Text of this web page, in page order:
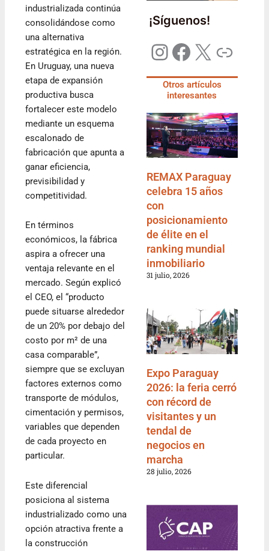
industrializada continúa
consolidándose como
una alternativa
estratégica en la región.
En Uruguay, una nueva
etapa de expansión
productiva busca
fortalecer este modelo
mediante un esquema
escalonado de
fabricación que apunta a
ganar eficiencia,
previsibilidad y
competitividad.
En términos
económicos, la fábrica
aspira a ofrecer una
ventaja relevante en el
mercado. Según explicó
el CEO, el “producto
puede situarse alrededor
de un 20% por debajo del
costo por m² de una
casa comparable”,
siempre que se excluyan
factores externos como
transporte de módulos,
cimentación y permisos,
variables que dependen
de cada proyecto en
particular.
Este diferencial
posiciona al sistema
industrializado como una
opción atractiva frente a
la construcción
¡Síguenos!
Otros artículos
interesantes
REMAX Paraguay
celebra 15 años
con
posicionamiento
de élite en el
ranking mundial
inmobiliario
31 julio, 2026
Expo Paraguay
2026: la feria cerró
con récord de
visitantes y un
tendal de
negocios en
marcha
28 julio, 2026